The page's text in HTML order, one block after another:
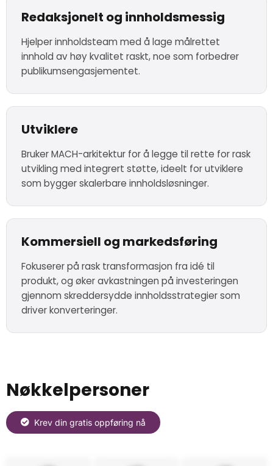
Redaksjonelt og innholdsmessig
Hjelper innholdsteam med å lage målrettet
innhold av høy kvalitet raskt, noe som forbedrer
publikumsengasjementet.
Utviklere
Bruker MACH-arkitektur for å legge til rette for rask
utvikling med integrert støtte, ideelt for utviklere
som bygger skalerbare innholdsløsninger.
Kommersiell og markedsføring
Fokuserer på rask transformasjon fra idé til
produkt, og øker avkastningen på investeringen
gjennom skreddersydde innholdsstrategier som
driver konverteringer.
Nøkkelpersoner
Krev din gratis oppføring nå